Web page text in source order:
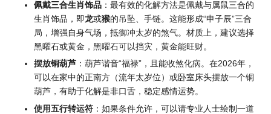
佩戴三合生肖饰品 ：最有效的化解方法是佩戴与属鼠三合的
生肖饰品，即龙或猴的吊坠、手链。这能形成“申子辰”三合
局，增强自身气场，抵御冲太岁的煞气。材质上，建议选择
黑曜石或黄金，黑曜石可以挡灾，黄金能旺财。
摆放铜葫芦 ：葫芦谐音“福禄”，且能收煞化病。在2026年，
可以在家中的正南方（流年太岁位）或卧室床头摆放一个铜
葫芦，有助于化解是非口舌，稳定感情运势。
使用五行转运符 ：如果条件允许，可以请专业人士绘制一道